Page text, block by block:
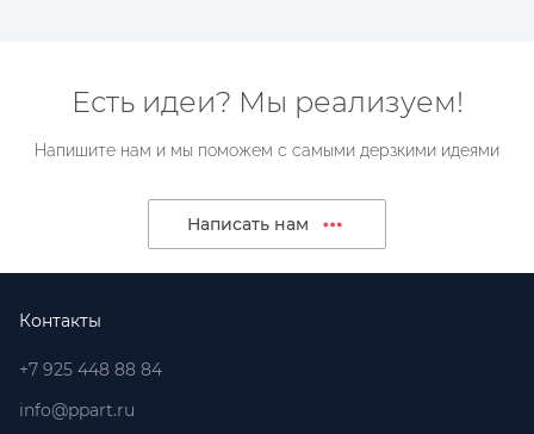
Есть идеи? Мы реализуем!
Напишите нам и мы поможем с самыми дерзкими идеями
Написать нам
Контакты
+7 925 448 88 84
info@ppart.ru